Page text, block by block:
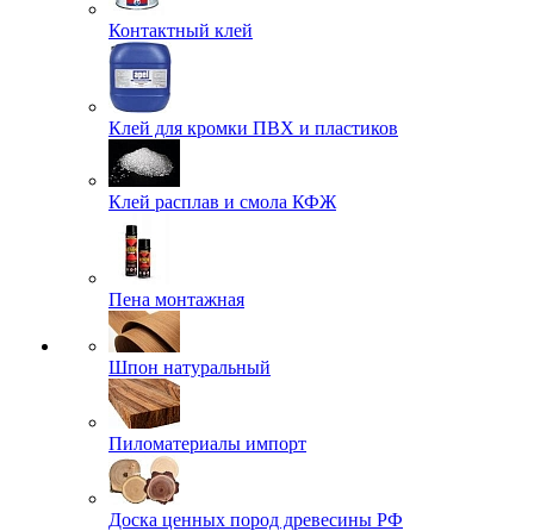
Контактный клей
Клей для кромки ПВХ и пластиков
Клей расплав и смола КФЖ
Пена монтажная
Шпон натуральный
Пиломатериалы импорт
Доска ценных пород древесины РФ